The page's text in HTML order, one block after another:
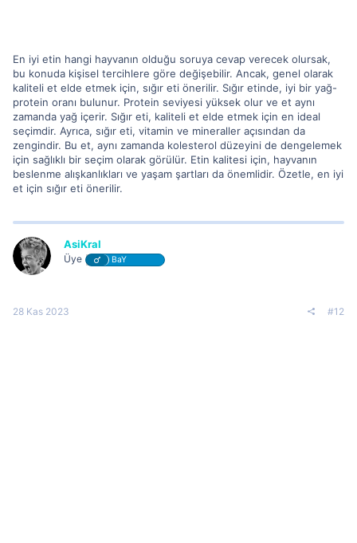
En iyi etin hangi hayvanın olduğu soruya cevap verecek olursak,
bu konuda kişisel tercihlere göre değişebilir. Ancak, genel olarak
kaliteli et elde etmek için, sığır eti önerilir. Sığır etinde, iyi bir yağ-
protein oranı bulunur. Protein seviyesi yüksek olur ve et aynı
zamanda yağ içerir. Sığır eti, kaliteli et elde etmek için en ideal
seçimdir. Ayrıca, sığır eti, vitamin ve mineraller açısından da
zengindir. Bu et, aynı zamanda kolesterol düzeyini de dengelemek
için sağlıklı bir seçim olarak görülür. Etin kalitesi için, hayvanın
beslenme alışkanlıkları ve yaşam şartları da önemlidir. Özetle, en iyi
et için sığır eti önerilir.
AsiKral
Üye BaY
28 Kas 2023 #12